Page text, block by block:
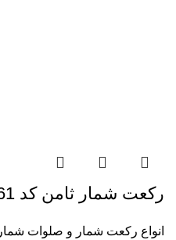
رکعت شمار ثامن کد 61
انواع رکعت شمار و صلوات شمار